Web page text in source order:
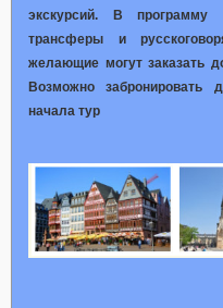
экскурсий. В программу
трансферы и
желающие могут заказать
Возможно
начала тур